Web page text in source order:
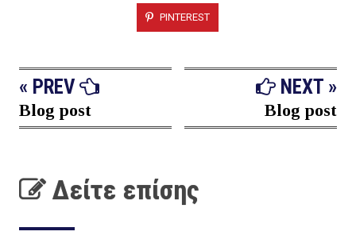
PINTEREST
« PREV
Blog post
NEXT »
Blog post
Δείτε επίσης